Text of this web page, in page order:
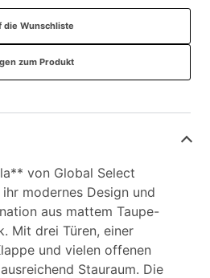
die Wunschliste
zum Produkt
von Global Select
modernes Design und
aus mattem Taupe-
Mit drei Türen, einer
und vielen offenen
Stauraum. Die